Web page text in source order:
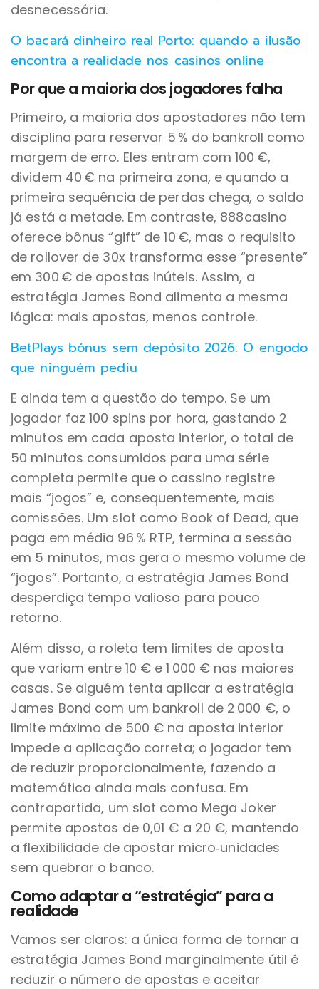
desnecessária.
O bacará dinheiro real Porto: quando a ilusão
encontra a realidade nos casinos online
Por que a maioria dos jogadores falha
Primeiro, a maioria dos apostadores não tem
disciplina para reservar 5 % do bankroll como
margem de erro. Eles entram com 100 €,
dividem 40 € na primeira zona, e quando a
primeira sequência de perdas chega, o saldo
já está a metade. Em contraste, 888casino
oferece bônus “gift” de 10 €, mas o requisito
de rollover de 30x transforma esse “presente”
em 300 € de apostas inúteis. Assim, a
estratégia James Bond alimenta a mesma
lógica: mais apostas, menos controle.
BetPlays bónus sem depósito 2026: O engodo
que ninguém pediu
E ainda tem a questão do tempo. Se um
jogador faz 100 spins por hora, gastando 2
minutos em cada aposta interior, o total de
50 minutos consumidos para uma série
completa permite que o cassino registre
mais “jogos” e, consequentemente, mais
comissões. Um slot como Book of Dead, que
paga em média 96 % RTP, termina a sessão
em 5 minutos, mas gera o mesmo volume de
“jogos”. Portanto, a estratégia James Bond
desperdiça tempo valioso para pouco
retorno.
Além disso, a roleta tem limites de aposta
que variam entre 10 € e 1 000 € nas maiores
casas. Se alguém tenta aplicar a estratégia
James Bond com um bankroll de 2 000 €, o
limite máximo de 500 € na aposta interior
impede a aplicação correta; o jogador tem
de reduzir proporcionalmente, fazendo a
matemática ainda mais confusa. Em
contrapartida, um slot como Mega Joker
permite apostas de 0,01 € a 20 €, mantendo
a flexibilidade de apostar micro‑unidades
sem quebrar o banco.
Como adaptar a “estratégia” para a
realidade
Vamos ser claros: a única forma de tornar a
estratégia James Bond marginalmente útil é
reduzir o número de apostas e aceitar